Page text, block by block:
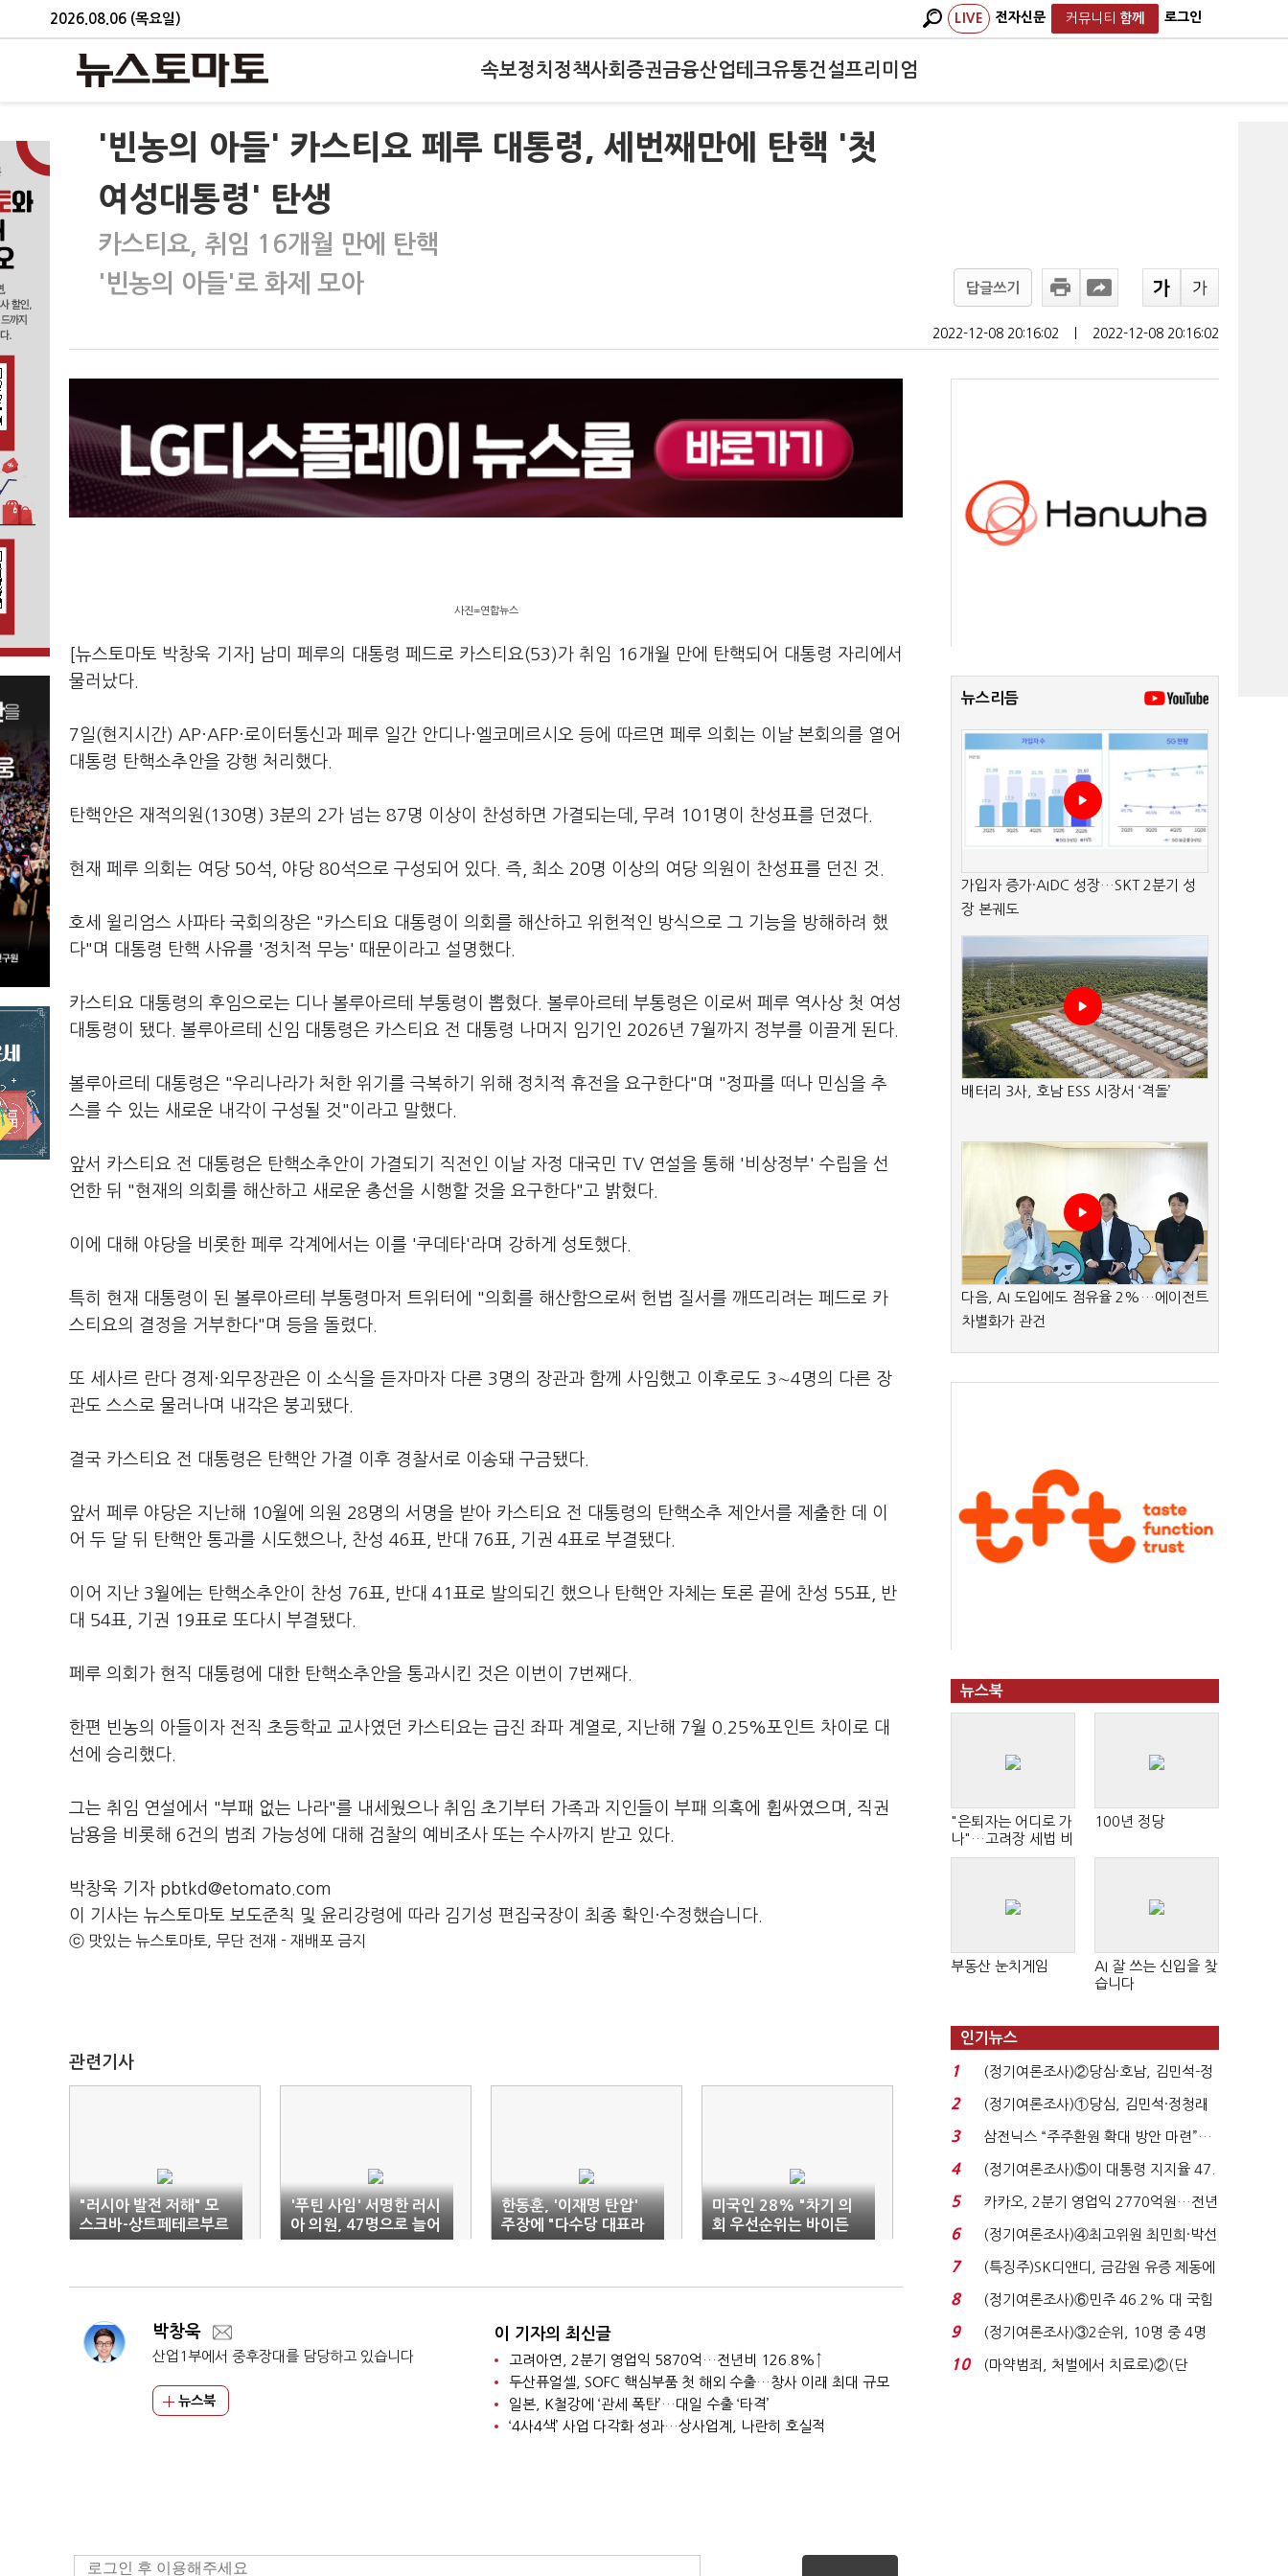
2026.08.06 (목요일) LIVE 전자신문 커뮤니티 함께 로그인
속보정치 정책사회 증권금융산업테크유통건설프리미엄
'빈농의 아들' 카스티요 페루 대통령, 세번째만에 탄핵 '첫
여성대통령' 탄생
카스티요, 취임 16개월 만에 탄핵
'빈농의 아들'로 화제 모아
답글쓰기
2022-12-08 20:16:02 2022-12-08 20:16:02
사진=연합뉴스
[뉴스토마토 박창욱 기자] 남미 페루의 대통령 페드로 카스티요(53)가 취임 16개월 만에 탄핵되어 대통령 자리에서
물러났다.
7일(현지시간) AP·AFP·로이터통신과 페루 일간 안디나·엘코메르시오 등에 따르면 페루 의회는 이날 본회의를 열어
대통령 탄핵소추안을 강행 처리했다.
탄핵안은 재적의원(130명) 3분의 2가 넘는 87명 이상이 찬성하면 가결되는데, 무려 101명이 찬성표를 던졌다.
현재 페루 의회는 여당 50석, 야당 80석으로 구성되어 있다. 즉, 최소 20명 이상의 여당 의원이 찬성표를 던진 것.
호세 윌리엄스 사파타 국회의장은 "카스티요 대통령이 의회를 해산하고 위헌적인 방식으로 그 기능을 방해하려 했
다"며 대통령 탄핵 사유를 '정치적 무능' 때문이라고 설명했다.
카스티요 대통령의 후임으로는 디나 볼루아르테 부통령이 뽑혔다. 볼루아르테 부통령은 이로써 페루 역사상 첫 여성
대통령이 됐다. 볼루아르테 신임 대통령은 카스티요 전 대통령 나머지 임기인 2026년 7월까지 정부를 이끌게 된다.
볼루아르테 대통령은 "우리나라가 처한 위기를 극복하기 위해 정치적 휴전을 요구한다"며 "정파를 떠나 민심을 추
스를 수 있는 새로운 내각이 구성될 것"이라고 말했다.
앞서 카스티요 전 대통령은 탄핵소추안이 가결되기 직전인 이날 자정 대국민 TV 연설을 통해 '비상정부' 수립을 선
언한 뒤 "현재의 의회를 해산하고 새로운 총선을 시행할 것을 요구한다"고 밝혔다.
이에 대해 야당을 비롯한 페루 각계에서는 이를 '쿠데타'라며 강하게 성토했다.
특히 현재 대통령이 된 볼루아르테 부통령마저 트위터에 "의회를 해산함으로써 헌법 질서를 깨뜨리려는 페드로 카
스티요의 결정을 거부한다"며 등을 돌렸다.
또 세사르 란다 경제·외무장관은 이 소식을 듣자마자 다른 3명의 장관과 함께 사임했고 이후로도 3∼4명의 다른 장
관도 스스로 물러나며 내각은 붕괴됐다.
결국 카스티요 전 대통령은 탄핵안 가결 이후 경찰서로 이송돼 구금됐다.
앞서 페루 야당은 지난해 10월에 의원 28명의 서명을 받아 카스티요 전 대통령의 탄핵소추 제안서를 제출한 데 이
어 두 달 뒤 탄핵안 통과를 시도했으나, 찬성 46표, 반대 76표, 기권 4표로 부결됐다.
이어 지난 3월에는 탄핵소추안이 찬성 76표, 반대 41표로 발의되긴 했으나 탄핵안 자체는 토론 끝에 찬성 55표, 반
대 54표, 기권 19표로 또다시 부결됐다.
페루 의회가 현직 대통령에 대한 탄핵소추안을 통과시킨 것은 이번이 7번째다.
한편 빈농의 아들이자 전직 초등학교 교사였던 카스티요는 급진 좌파 계열로, 지난해 7월 0.25%포인트 차이로 대
선에 승리했다.
그는 취임 연설에서 "부패 없는 나라"를 내세웠으나 취임 초기부터 가족과 지인들이 부패 의혹에 휩싸였으며, 직권
남용을 비롯해 6건의 범죄 가능성에 대해 검찰의 예비조사 또는 수사까지 받고 있다.
박창욱 기자 pbtkd@etomato.com
이 기사는 뉴스토마토 보도준칙 및 윤리강령에 따라 김기성 편집국장이 최종 확인·수정했습니다.
ⓒ 맛있는 뉴스토마토, 무단 전재 - 재배포 금지
관련기사
"러시아 발전 저해" 모
스크바-상트페테르부르
크 18개 구 대표, 푸틴
'푸틴 사임' 서명한 러시
아 의원, 47명으로 늘어
한동훈, '이재명 탄압'
주장에 "다수당 대표라
도 죄 있으면 못 덮어"
미국인 28% "차기 의
회 우선순위는 바이든
탄핵"
박창욱
산업1부에서 중후장대를 담당하고 있습니다
뉴스북
이 기자의 최신글
고려아연, 2분기 영업익 5870억…전년비 126.8%↑
두산퓨얼셀, SOFC 핵심부품 첫 해외 수출…창사 이래 최대 규모
일본, K철강에 ‘관세 폭탄’…대일 수출 ‘타격’
‘4사4색’ 사업 다각화 성과…상사업계, 나란히 호실적
뉴스리듬
가입자 증가·AIDC 성장…SKT 2분기 성
장 본궤도
배터리 3사, 호남 ESS 시장서 ‘격돌’
다음, AI 도입에도 점유율 2%…에이전트
차별화가 관건
뉴스북
"은퇴자는 어디로 가
나"…고려장 세법 비
판 확산
100년 정당
부동산 눈치게임
AI 잘 쓰는 신입을 찾
습니다
인기뉴스
1
(정기여론조사)②당심·호남, 김민석-정
청래 '초접전'...
2
(정기여론조사)①당심, 김민석·정청래
'초접전'…대통령 ...
3
삼전닉스 “주주환원 확대 방안 마련”…
로이터에 성명...
4
(정기여론조사)⑤이 대통령 지지율 47.
7%…일주일 만에 ...
5
카카오, 2분기 영업익 2770억원…전년
비 36% 증가...
6
(정기여론조사)④최고위원 최민희·박선
원 '양강'…서미...
7
(특징주)SK디앤디, 금감원 유증 제동에
장 초반 상한가...
8
(정기여론조사)⑥민주 46.2% 대 국힘
31.0%…오차범위 밖 ...
9
(정기여론조사)③2순위, 10명 중 4명
'송영길'…정청래 '한 ...
10
(마약범죄, 처벌에서 치료로)②(단